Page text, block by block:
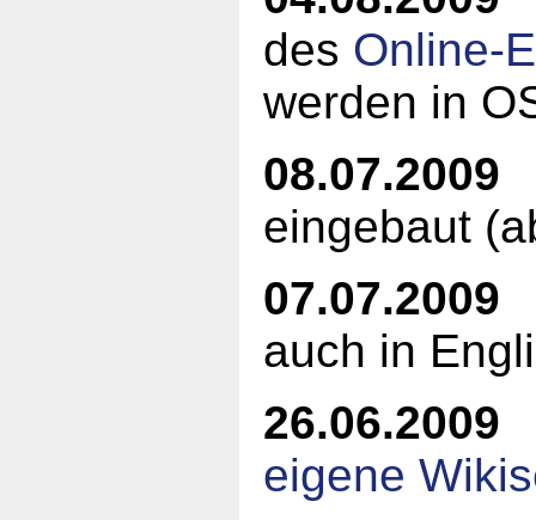
des Online-
werden in
08.07.2009
eingebaut
07.07.2009
auch in
26.06.2009
eigene